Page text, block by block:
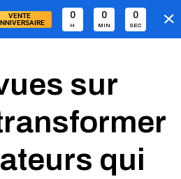
VENTE
0
H
0
MIN
0
SEC
sur
qui